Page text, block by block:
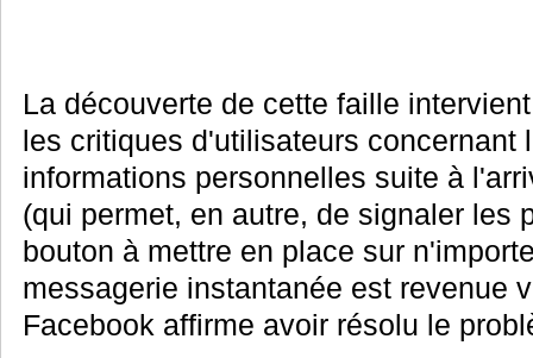
La découverte de cette faille
les critiques d'utilisateurs concernant
informations personnelles suite à
(qui permet, en autre, de signaler les
bouton à mettre en place sur
messagerie instantanée est revenue
Facebook affirme avoir résolu le